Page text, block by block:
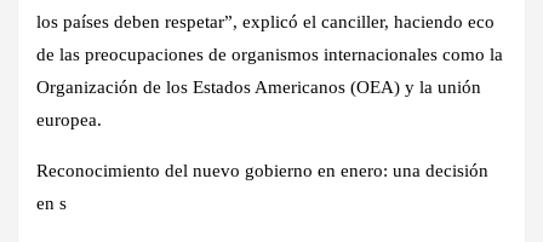
los países deben respetar”, explicó el canciller, haciendo eco
de las preocupaciones de organismos internacionales como la
Organización de los Estados Americanos (OEA) y la unión
europea.
Reconocimiento del nuevo gobierno en enero: una decisión
en s